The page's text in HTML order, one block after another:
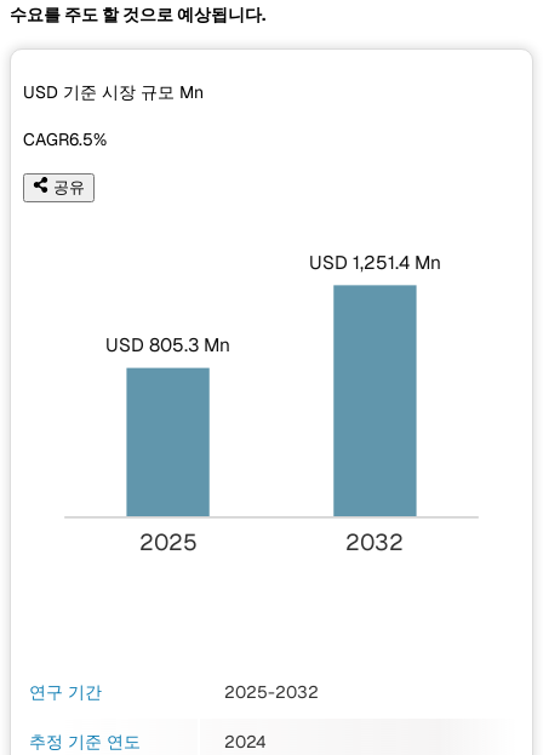
수요를 주도 할 것으로 예상됩니다.
USD 기준 시장 규모 Mn
CAGR6.5%
공유
USD 805.3 Mn
USD 1,251.4 Mn
2025 2032
연구 기간 2025-2032
추정 기준 연도 2024